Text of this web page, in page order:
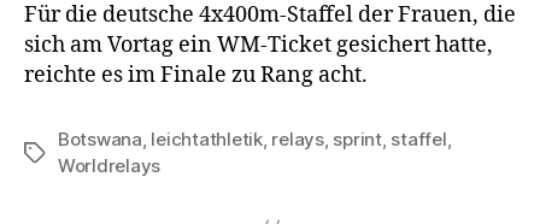
Für die deutsche 4x400m-Staffel der Frauen, die
sich am Vortag ein WM-Ticket gesichert hatte,
reichte es im Finale zu Rang acht.
Schlagwörter
Botswana, leichtathletik, relays, sprint, staffel,
Worldrelays